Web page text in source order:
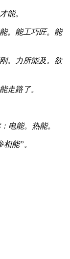
能。
。能工巧匠。能
。力所能及。欲
走路了。
电能。热能。
能”。